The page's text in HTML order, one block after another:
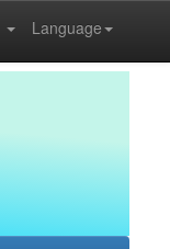
Language